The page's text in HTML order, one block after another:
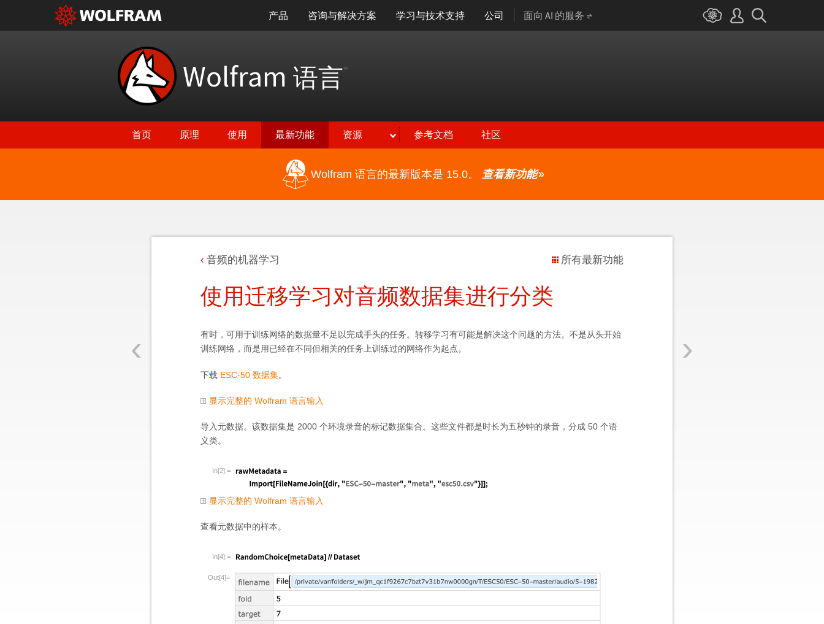
产品 咨询与解决方案 学习与技术支持 公司 面向 AI 的服务
Wolfram 语言™
首页 原理 使用 最新功能 资源 参考文档 社区
Wolfram 语言的最新版本是 15.0。 查看新功能»
‹ ›
音频的机器学习 所有最新功能
使用迁移学习对音频数据集进行分类
有时，可用于训练网络的数据量不足以完成手头的任务。转移学习有可能是解决这个问题的方法。不是从头开始
训练网络，而是用已经在不同但相关的任务上训练过的网络作为起点。
下载 ESC-50 数据集。
显示完整的 Wolfram 语言输入
导入元数据。该数据集是 2000 个环境录音的标记数据集合。这些文件都是时长为五秒钟的录音，分成 50 个语
义类。
In[2]:=
显示完整的 Wolfram 语言输入
查看元数据中的样本。
In[4]:=
Out[4]=